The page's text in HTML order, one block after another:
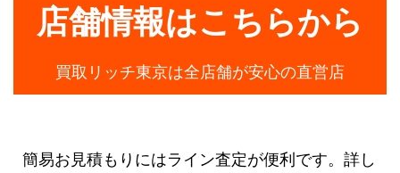
店舗情報はこちらから
買取リッチ東京は全店舗が安心の直営店
簡易お見積もりにはライン査定が便利です。詳し